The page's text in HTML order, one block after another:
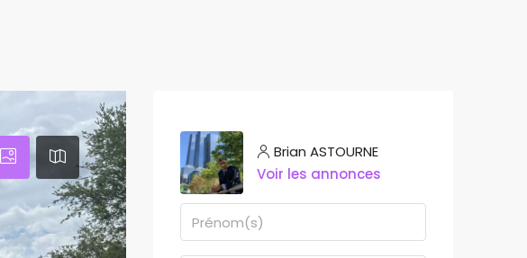
Brian ASTOURNE
Voir les annonces